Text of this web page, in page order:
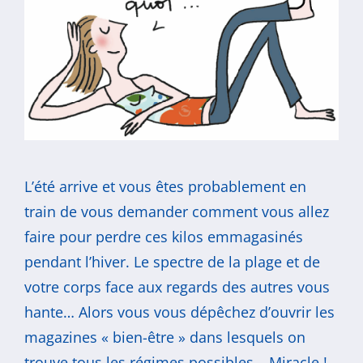
L’été arrive et vous êtes probablement en
train de vous demander comment vous allez
faire pour perdre ces kilos emmagasinés
pendant l’hiver. Le spectre de la plage et de
votre corps face aux regards des autres vous
hante… Alors vous vous dépêchez d’ouvrir les
magazines « bien-être » dans lesquels on